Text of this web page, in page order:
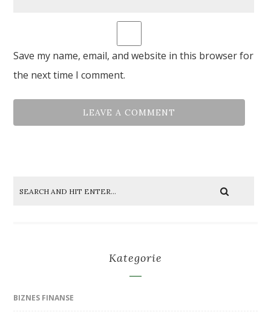
Save my name, email, and website in this browser for
the next time I comment.
Kategorie
BIZNES FINANSE